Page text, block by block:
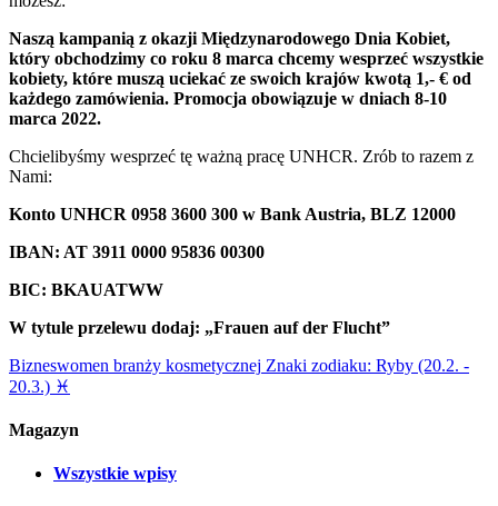
Naszą kampanią z okazji Międzynarodowego Dnia Kobiet,
który obchodzimy co roku 8 marca chcemy wesprzeć wszystkie
kobiety, które muszą uciekać ze swoich krajów kwotą 1,- € od
każdego zamówienia. Promocja obowiązuje w dniach 8-10
marca 2022.
Chcielibyśmy wesprzeć tę ważną pracę UNHCR. Zrób to razem z
Nami:
Konto UNHCR 0958 3600 300 w Bank Austria, BLZ 12000
IBAN: AT 3911 0000 95836 00300
BIC: BKAUATWW
W tytule przelewu dodaj: „Frauen auf der Flucht”
Bizneswomen branży kosmetycznej Znaki zodiaku: Ryby (20.2. -
20.3.) ♓
Magazyn
Wszystkie wpisy